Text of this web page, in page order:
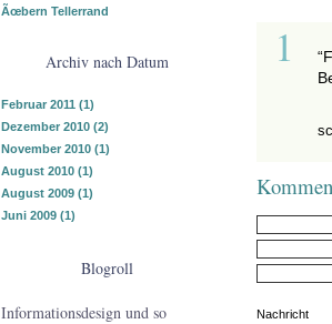
Ãœbern Tellerrand
Archiv nach Datum
Februar 2011 (1)
Dezember 2010 (2)
November 2010 (1)
August 2010 (1)
August 2009 (1)
Juni 2009 (1)
Blogroll
Informationsdesign und so
1
Nachricht